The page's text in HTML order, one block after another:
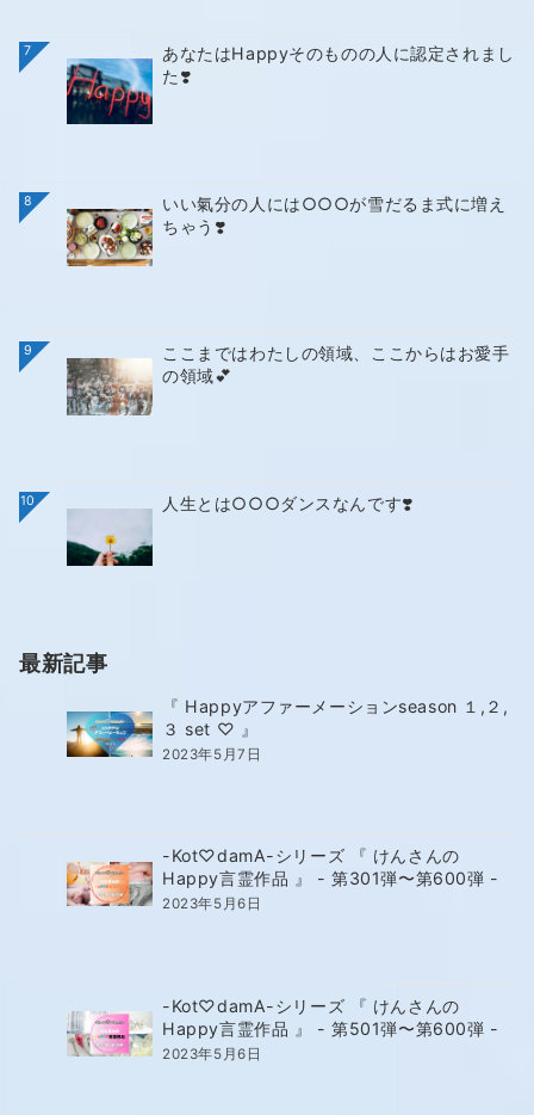
7
あなたはHappyそのものの人に認定されまし
た❣️
8
いい氣分の人には○○○が雪だるま式に増え
ちゃう❣️
9
ここまではわたしの領域、ここからはお愛手
の領域💕
10 人生とは○○○ダンスなんです❣️
最新記事
『 Happyアファーメーションseason １,２,
３ set ♡ 』
2023年5月7日
-Kot♡damA-シリーズ 『 けんさんの
Happy言霊作品 』 - 第301弾〜第600弾 -
2023年5月6日
-Kot♡damA-シリーズ 『 けんさんの
Happy言霊作品 』 - 第501弾〜第600弾 -
2023年5月6日